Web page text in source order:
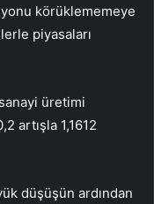
körüklememeye
piyasaları
üretimi
artışla 1,1612
düşüşün ardından